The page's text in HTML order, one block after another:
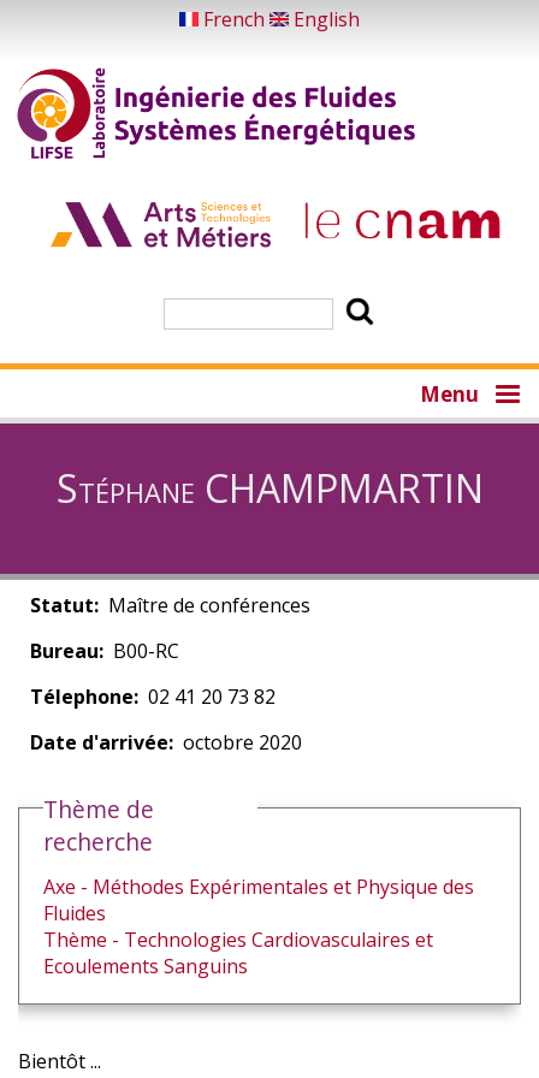
contenu
principal
French English
Menu
Stéphane CHAMPMARTIN
Statut
Maître de conférences
Bureau
B00-RC
Télephone 02 41 20 73 82
Date d'arrivée octobre 2020
Thème de
recherche
Axe - Méthodes Expérimentales et Physique des
Fluides
Thème - Technologies Cardiovasculaires et
Ecoulements Sanguins
Bientôt ...